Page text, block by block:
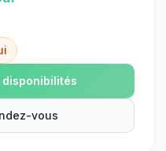
disponibilités
vous